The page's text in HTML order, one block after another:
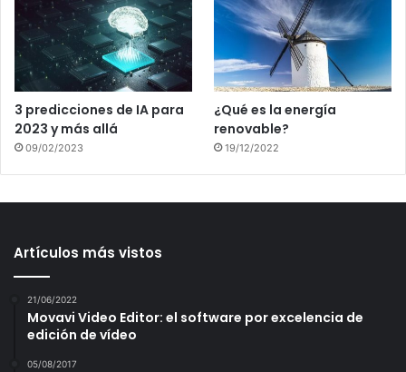
3 predicciones de IA para
2023 y más allá
09/02/2023
¿Qué es la energía
renovable?
19/12/2022
Artículos más vistos
21/06/2022
Movavi Video Editor: el software por excelencia de
edición de vídeo
05/08/2017